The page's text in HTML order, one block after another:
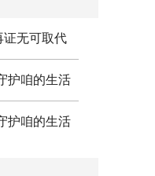
证无可取代
护咱的生活
护咱的生活